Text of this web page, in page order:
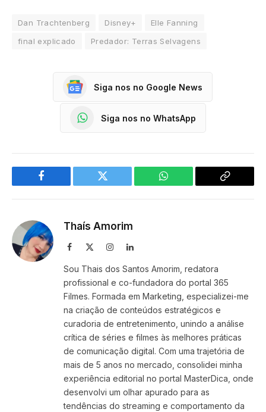
Dan Trachtenberg Disney+
Elle Fanning
final explicado
Predador: Terras Selvagens
Siga nos no Google News
Siga nos no WhatsApp
Facebook Twitter WhatsApp
Copy
Thaís Amorim
Facebook InstagramLinkedIn
Sou Thais dos Santos Amorim, redatora
profissional e co-fundadora do portal 365
Filmes. Formada em Marketing, especializei-me
na criação de conteúdos estratégicos e
curadoria de entretenimento, unindo a análise
crítica de séries e filmes às melhores práticas
de comunicação digital. Com uma trajetória de
mais de 5 anos no mercado, consolidei minha
experiência editorial no portal MasterDica, onde
desenvolvi um olhar apurado para as
tendências do streaming e comportamento da